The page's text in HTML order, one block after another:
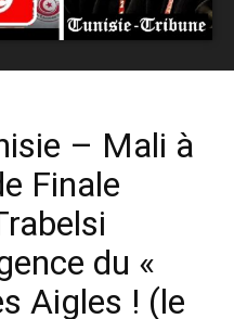
– Mali à
Finale
du «
Aigles ! (le